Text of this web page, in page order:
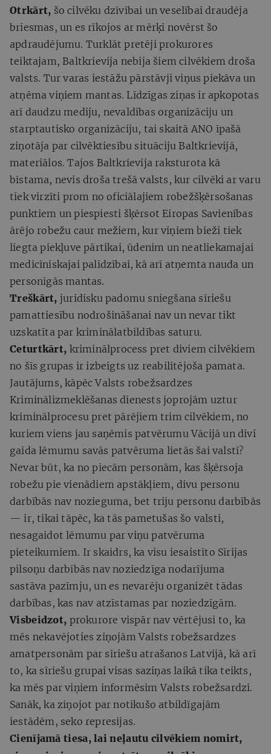
Otrkārt, šo cilvēku dzīvībai un veselībai draudēja
briesmas, un es rīkojos ar mērķi novērst šo
apdraudējumu. Turklāt pretēji prokurores
teiktajam, Baltkrievija nebija šiem cilvēkiem droša
valsts. Tur varas iestāžu pārstāvji viņus piekāva un
atņēma viņiem mantas. Līdzīgas ziņas ir apkopotas
arī daudzu mediju, nevaldības organizāciju un
starptautisko organizāciju, tai skaitā ANO īpašā
ziņotāja par cilvēktiesību situāciju Baltkrievijā,
materiālos. Tajos Baltkrievija raksturota kā
bīstama, nevis droša trešā valsts, kur cilvēki ar varu
tiek virzīti prom no oficiālajiem robežšķērsošanas
punktiem un piespiesti šķērsot Eiropas Savienības
ārējo robežu caur mežiem, kur viņiem bieži tiek
liegta piekļuve pārtikai, ūdenim un neatliekamajai
medicīniskajai palīdzībai, kā arī atņemta nauda un
personīgās mantas.
Treškārt, juridisku padomu sniegšana sīriešu
pamattiesību nodrošināšanai nav un nevar tikt
uzskatīta par kriminālatbildības saturu.
Ceturtkārt, kriminālprocess pret diviem cilvēkiem
no šīs grupas ir izbeigts uz reabilitējoša pamata.
Jautājums, kāpēc Valsts robežsardzes
Kriminālizmeklēšanas dienests joprojām uztur
kriminālprocesu pret pārējiem trim cilvēkiem, no
kuriem viens jau saņēmis patvērumu Vācijā un divi
gaida lēmumu savās patvēruma lietās šai valstī?
Nevar būt, ka no piecām personām, kas šķērsoja
robežu pie vienādiem apstākļiem, divu personu
darbībās nav nozieguma, bet triju personu darbībās
— ir, tikai tāpēc, ka tās pametušas šo valsti,
nesagaidot lēmumu par viņu patvēruma
pieteikumiem. Ir skaidrs, ka visu iesaistīto Sīrijas
pilsoņu darbībās nav noziedzīga nodarījuma
sastāva pazīmju, un es nevarēju organizēt tādas
darbības, kas nav atzīstamas par noziedzīgām.
Visbeidzot, prokurore vispār nav vērtējusi to, ka
mēs nekavējoties ziņojām Valsts robežsardzes
amatpersonām par sīriešu atrašanos Latvijā, kā arī
to, ka sīriešu grupai visas saziņas laikā tika teikts,
ka mēs par viņiem informēsim Valsts robežsardzi.
Sanāk, ka ziņojot par notikušo atbildīgajām
iestādēm, seko represijas.
Cienījamā tiesa, lai neļautu cilvēkiem nomirt,